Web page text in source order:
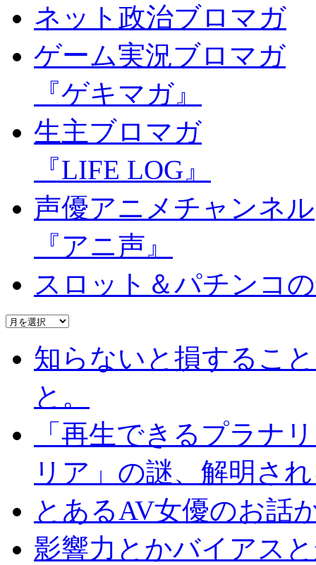
ネット政治ブロマガ
ゲーム実況ブロマガ
『ゲキマガ』
生主ブロマガ
『LIFE LOG』
声優アニメチャンネル
『アニ声』
スロット＆パチンコ
知らないと損するこ
と。
「再生できるプラナ
リア」の謎、解明さ
とあるAV女優のお話
影響力とかバイアス